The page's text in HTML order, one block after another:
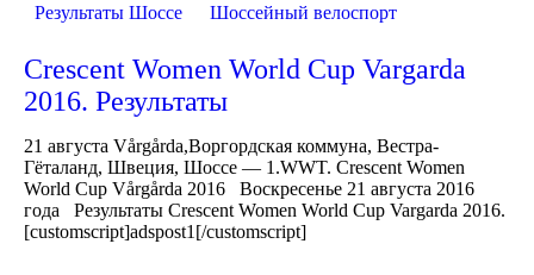
Результаты Шоссе
Шоссейный велоспорт
Crescent Women World Cup Vargarda
2016. Результаты
21 августа Vårgårda,Воргордская коммуна, Вестра-
Гёталанд, Швеция, Шоссе — 1.WWT. Crescent Women
World Cup Vårgårda 2016 Воскресенье 21 августа 2016
года Результаты Crescent Women World Cup Vargarda 2016.
[customscript]adspost1[/customscript]